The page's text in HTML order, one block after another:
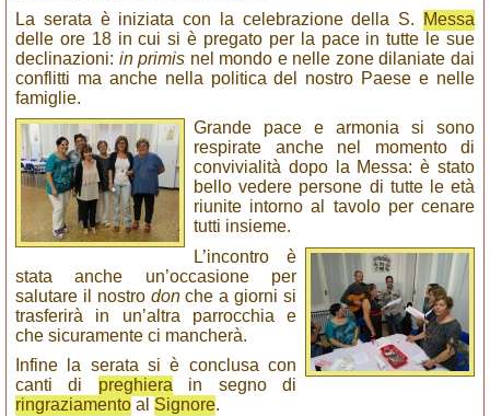
La serata è iniziata con la celebrazione della S.
Messa
delle ore 18 in cui si è pregato per la pace in tutte le sue
declinazioni: in primis nel mondo e nelle zone dilaniate dai
conflitti ma anche nella politica del nostro Paese e nelle
famiglie.
Grande pace e armonia si sono
respirate anche nel momento di
convivialità dopo la Messa: è stato
bello vedere persone di tutte le età
riunite intorno al tavolo per cenare
tutti insieme.
L’incontro è
stata anche un’occasione per
salutare il nostro donche a giorni si
trasferirà in un’altra parrocchia e
che sicuramente ci mancherà.
Infine la serata si è conclusa con
canti di preghierain segno di
ringraziamento al Signore.